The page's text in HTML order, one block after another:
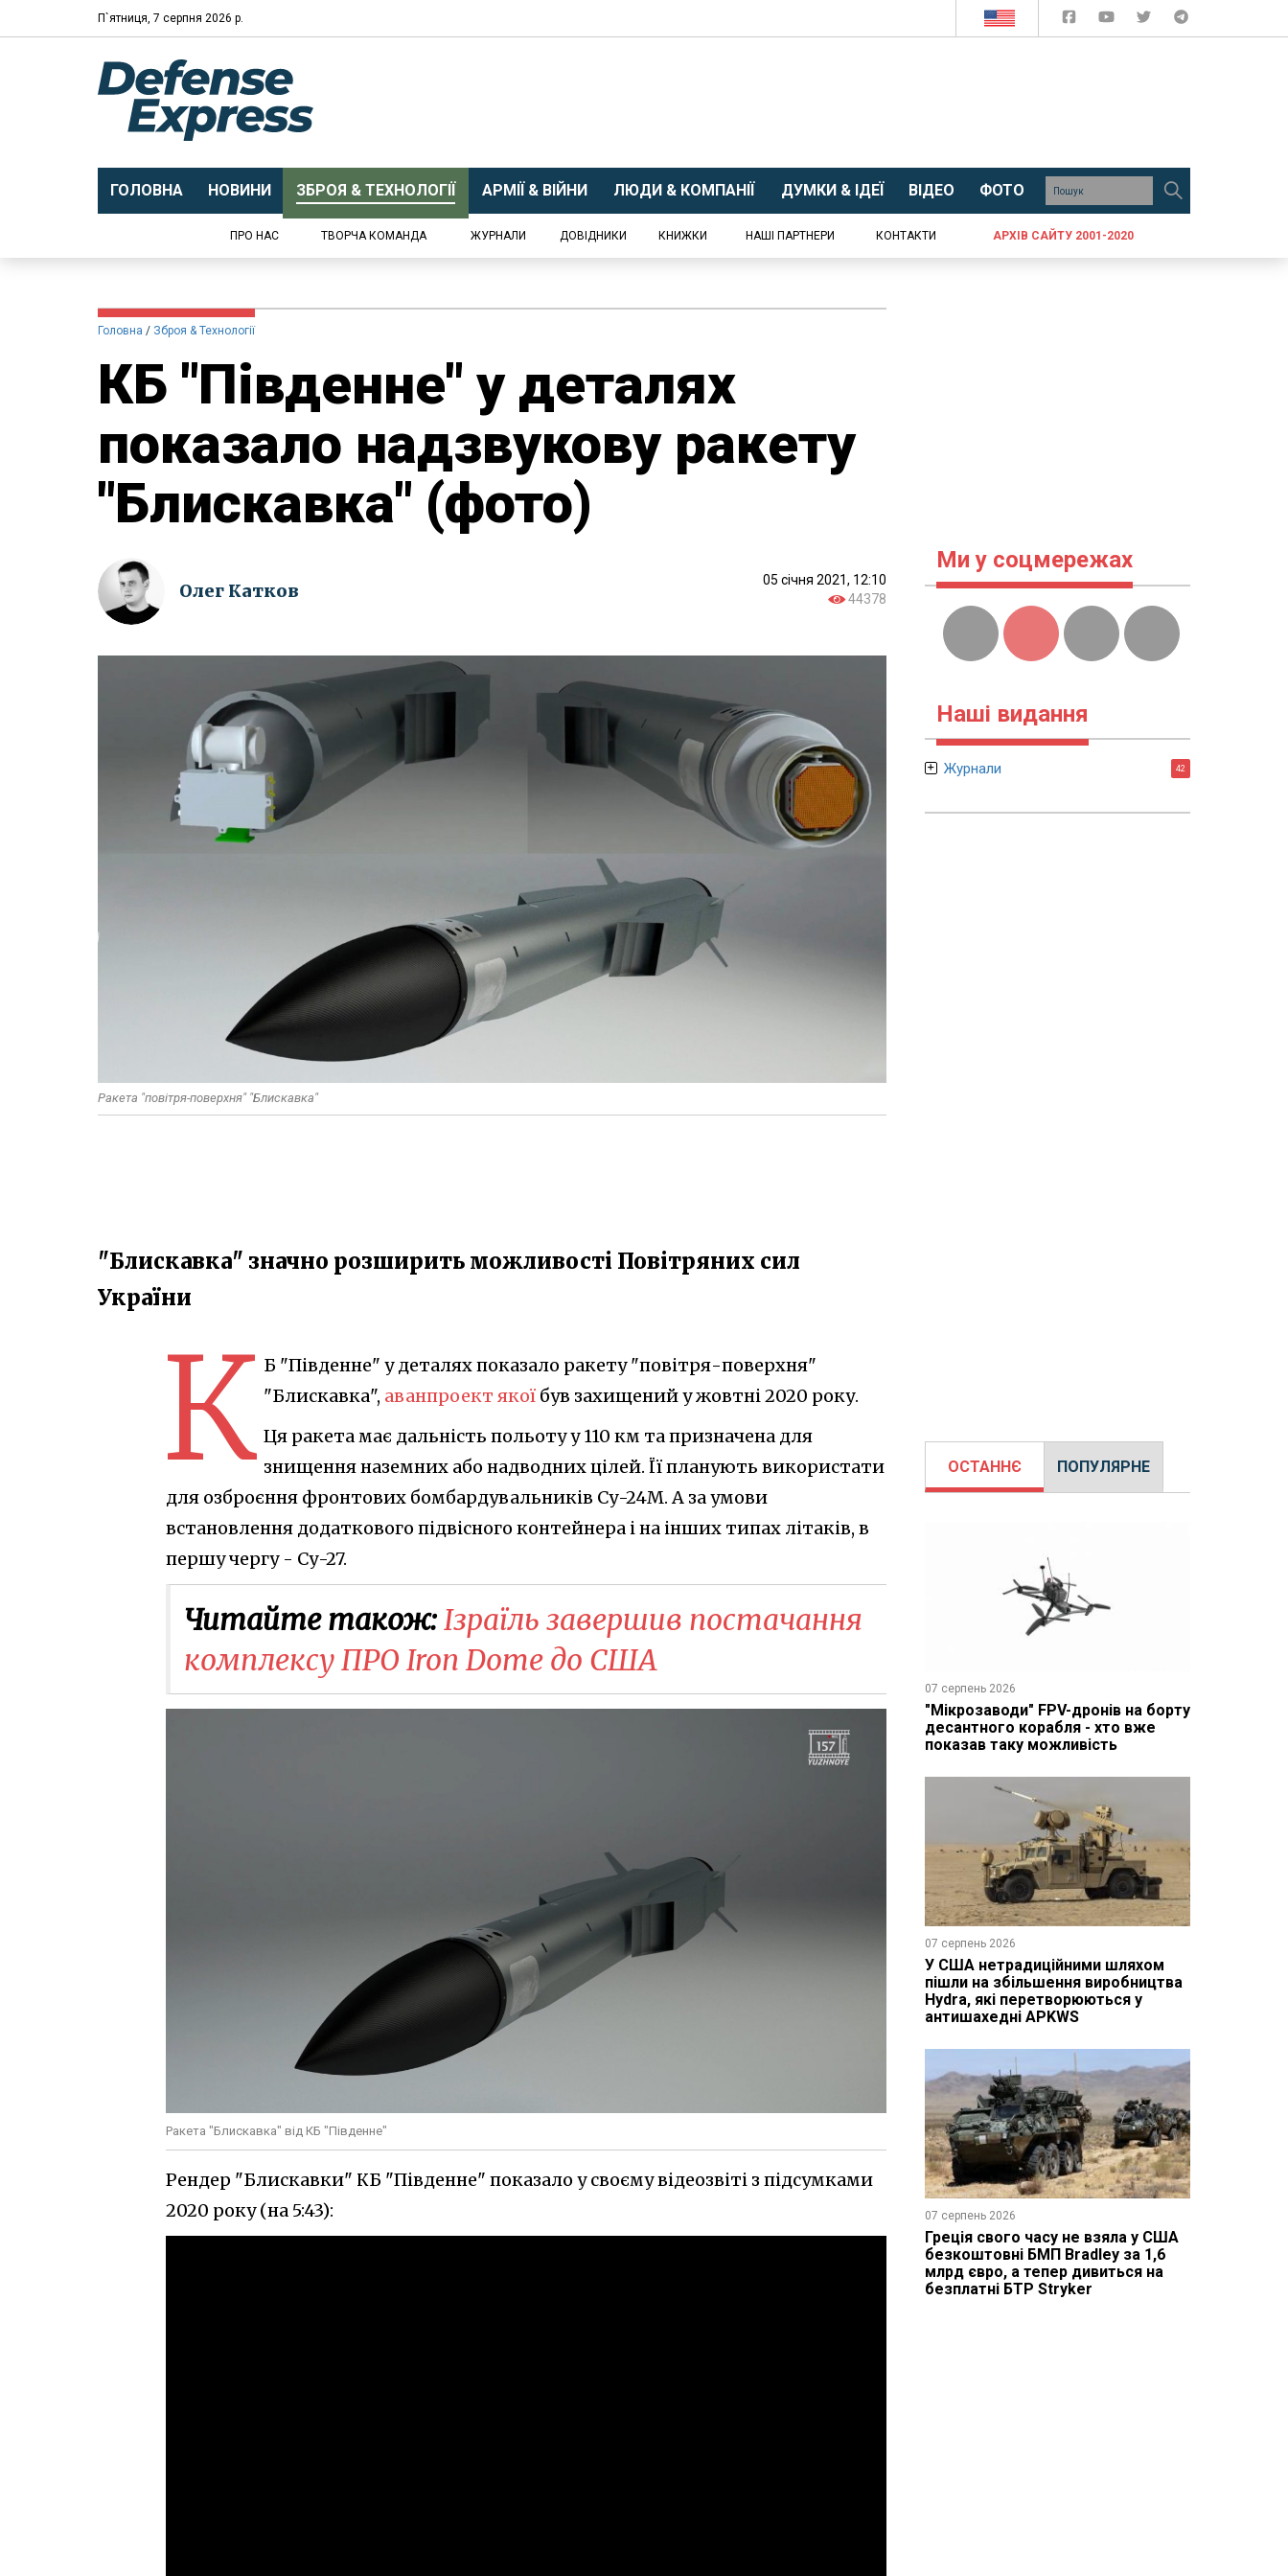
П`ятниця, 7 серпня 2026 р.
ГОЛОВНА НОВИНИ ЗБРОЯ & ТЕХНОЛОГІЇ АРМІЇ & ВІЙНИ ЛЮДИ & КОМПАНІЇ ДУМКИ & ІДЕЇ ВІДЕО ФОТО
ПРО НАС ТВОРЧА КОМАНДА ЖУРНАЛИ ДОВІДНИКИ КНИЖКИ НАШІ ПАРТНЕРИ КОНТАКТИ АРХІВ САЙТУ 2001-2020
Головна Зброя & Технології
КБ "Південне" у деталях
показало надзвукову ракету
"Блискавка" (фото)
Олег Катков
05 січня 2021, 12:10
44378
Ракета "повітря-поверхня" "Блискавка"
"Блискавка" значно розширить можливості Повітряних сил
України
К Б "Південне" у деталях показало ракету "повітря-поверхня"
"Блискавка", аванпроект якої був захищений у жовтні 2020 року.
Ця ракета має дальність польоту у 110 км та призначена для
знищення наземних або надводних цілей. Її планують використати
для озброєння фронтових бомбардувальників Су-24М. А за умови
встановлення додаткового підвісного контейнера і на інших типах літаків, в
першу чергу - Су-27.
Читайте також:​Ізраїль завершив постачання
комплексу ПРО Iron Dome до США
Ракета "Блискавка" від КБ "Південне"
Рендер "Блискавки" КБ "Південне" показало у своєму відеозвіті з підсумками
2020 року (на 5:43):
Ми у соцмережах
Наші видання
Журнали 42
ОСТАННЄ ПОПУЛЯРНЕ
07 серпень 2026
"Мікрозаводи" FPV-дронів на борту
десантного корабля - хто вже
показав таку можливість
07 серпень 2026
У США нетрадиційними шляхом
пішли на збільшення виробництва
Hydra, які перетворюються у
антишахедні APKWS
07 серпень 2026
Греція свого часу не взяла у США
безкоштовні БМП Bradley за 1,6
млрд євро, а тепер дивиться на
безплатні БТР Stryker